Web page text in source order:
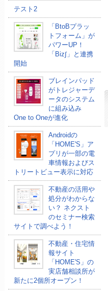
テスト2
「BtoBプラッ
トフォーム」が
パワーUP！
「Biz∫」と連携
開始
ブレインパッド
がトレジャーデ
ータのシステム
に組み込み
One to Oneが進化
Androidの
「HOME'S」ア
プリが一部の電
車情報およびス
トリートビュー表示に対応
不動産の活用や
処分がわからな
い？ ネクスト
のセミナー検索
サイトで調べよう！
不動産・住宅情
報サイト
「HOME'S」の
実店舗相談所が
新たに2個所オープン！